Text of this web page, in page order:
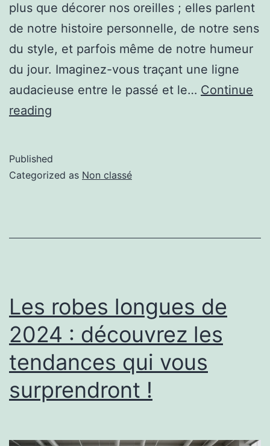
plus que décorer nos oreilles ; elles parlent
de notre histoire personnelle, de notre sens
du style, et parfois même de notre humeur
du jour. Imaginez-vous traçant une ligne
audacieuse entre le passé et le… Continue
reading
Published
Categorized as Non classé
Les robes longues de
2024 : découvrez les
tendances qui vous
surprendront !